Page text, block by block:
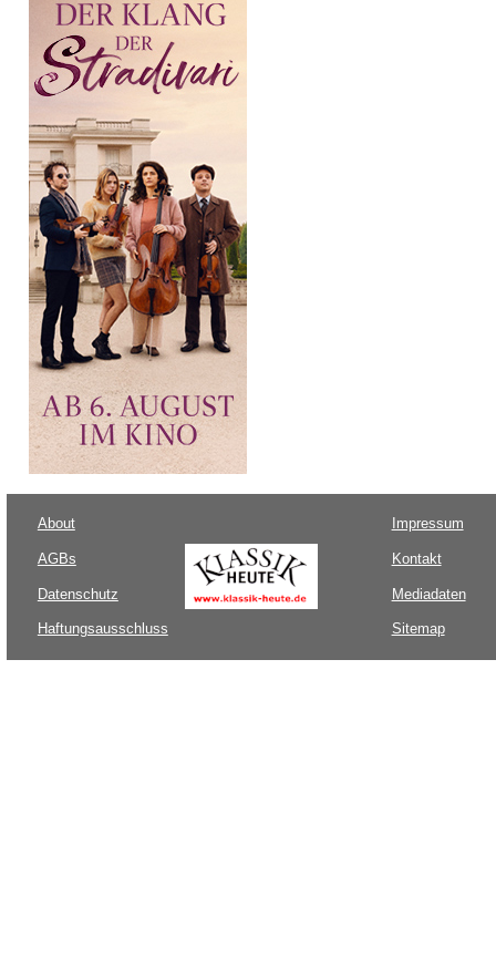
About
AGBs
Datenschutz
Haftungsausschluss
Impressum
Kontakt
Mediadaten
Sitemap